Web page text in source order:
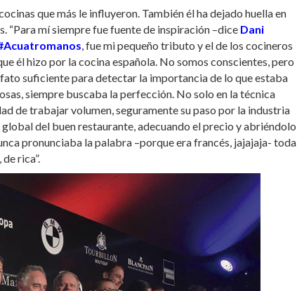
que más le influyeron. También él ha dejado huella en
“Para mí siempre fue fuente de inspiración –dice Dani
, fue mi pequeño tributo y el de los cocineros
él hizo por la cocina española. No somos conscientes, pero
suficiente para detectar la importancia de lo que estaba
siempre buscaba la perfección. No solo en la técnica
de trabajar volumen, seguramente su paso por la industria
del buen restaurante, adecuando el precio y abriéndolo
pronunciaba la palabra –porque era francés, jajajaja- toda
rica”.